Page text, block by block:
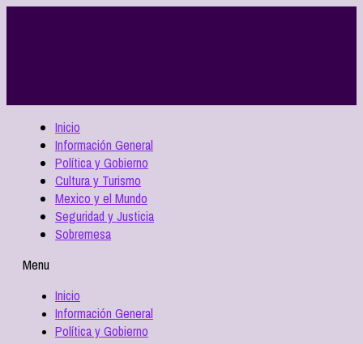
Inicio
Información General
Política y Gobierno
Cultura y Turismo
Mexico y el Mundo
Seguridad y Justicia
Sobremesa
Menu
Inicio
Información General
Política y Gobierno